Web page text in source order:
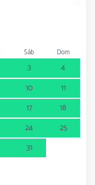
Sáb Dom
3
4
10
11
17
18
24
25
31